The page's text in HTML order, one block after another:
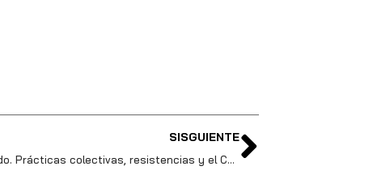
SISGUIENTE
Aun cuando todo está nublado. Prácticas colectivas, resistencias y el Chocó.